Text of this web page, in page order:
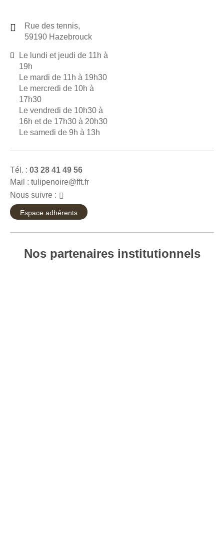
Rue des tennis,
59190 Hazebrouck
Le lundi et jeudi de 11h à
19h
Le mardi de 11h à 19h30
Le mercredi de 10h à
17h30
Le vendredi de 10h30 à
16h et de 17h30 à 20h30
Le samedi de 9h à 13h
Tél. : 03 28 41 49 56
Mail : tulipenoire@fft.fr
Nous suivre :
Espace adhérents
Nos partenaires institutionnels